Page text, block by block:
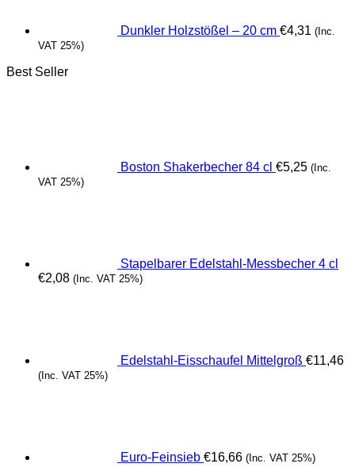
Dunkler Holzstößel – 20 cm €4,31 (Inc.
VAT 25%)
Best Seller
Boston Shakerbecher 84 cl €5,25 (Inc.
VAT 25%)
Stapelbarer Edelstahl-Messbecher 4 cl
€2,08 (Inc. VAT 25%)
Edelstahl-Eisschaufel Mittelgroß €11,46
(Inc. VAT 25%)
Euro-Feinsieb €16,66 (Inc. VAT 25%)